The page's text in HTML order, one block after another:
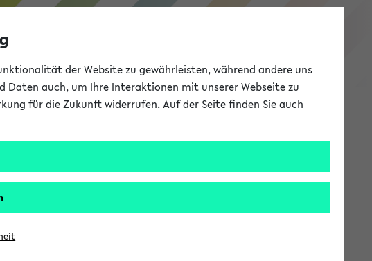
eKVV
am System zur Verfügung steht.
sich an:
der Website zu gewährleisten, während andere uns
Daten auch, um Ihre Interaktionen mit unserer Webseite zu
für die Zukunft widerrufen. Auf der Seite finden Sie auch